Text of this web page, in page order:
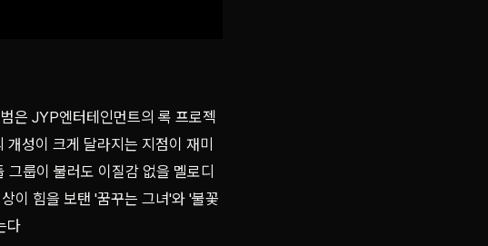
은 JYP엔터테인먼트의 록 프로젝
성이 크게 달라지는 지점이 재미
룹이 불러도 이질감 없을 멜로디
이 힘을 보탠 '꿈꾸는 그녀'와 '불꽃
다